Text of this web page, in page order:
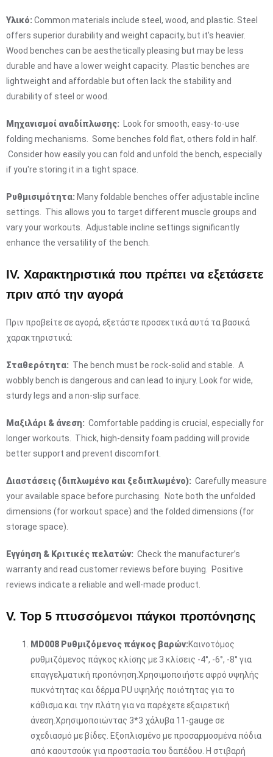
Υλικό: Common materials include steel, wood, and plastic. Steel
offers superior durability and weight capacity, but it's heavier.
Wood benches can be aesthetically pleasing but may be less
durable and have a lower weight capacity. Plastic benches are
lightweight and affordable but often lack the stability and
durability of steel or wood.
Μηχανισμοί αναδίπλωσης: Look for smooth, easy-to-use
folding mechanisms. Some benches fold flat, others fold in half.
Consider how easily you can fold and unfold the bench, especially
if you're storing it in a tight space.
Ρυθμισιμότητα: Many foldable benches offer adjustable incline
settings. This allows you to target different muscle groups and
vary your workouts. Adjustable incline settings significantly
enhance the versatility of the bench.
IV. Χαρακτηριστικά που πρέπει να εξετάσετε
πριν από την αγορά
Πριν προβείτε σε αγορά, εξετάστε προσεκτικά αυτά τα βασικά
χαρακτηριστικά:
Σταθερότητα: The bench must be rock-solid and stable. A
wobbly bench is dangerous and can lead to injury. Look for wide,
sturdy legs and a non-slip surface.
Μαξιλάρι & άνεση: Comfortable padding is crucial, especially for
longer workouts. Thick, high-density foam padding will provide
better support and prevent discomfort.
Διαστάσεις (διπλωμένο και ξεδιπλωμένο): Carefully measure
your available space before purchasing. Note both the unfolded
dimensions (for workout space) and the folded dimensions (for
storage space).
Εγγύηση & Κριτικές πελατών: Check the manufacturer’s
warranty and read customer reviews before buying. Positive
reviews indicate a reliable and well-made product.
V. Top 5 πτυσσόμενοι πάγκοι προπόνησης
MD008 Ρυθμιζόμενος πάγκος βαρών:Καινοτόμος
ρυθμιζόμενος πάγκος κλίσης με 3 κλίσεις -4°, -6°, -8° για
επαγγελματική προπόνηση.Χρησιμοποιήστε αφρό υψηλής
πυκνότητας και δέρμα PU υψηλής ποιότητας για το
κάθισμα και την πλάτη για να παρέχετε εξαιρετική
άνεση.Χρησιμοποιώντας 3*3 χάλυβα 11-gauge σε
σχεδιασμό με βίδες. Εξοπλισμένο με προσαρμοσμένα πόδια
από καουτσούκ για προστασία του δαπέδου. Η στιβαρή